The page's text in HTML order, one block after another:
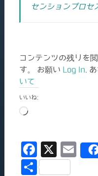
センションプロセ
コンテンツの残りを
す。 お願い Log In .
いて
いいね:
読
み
中…
F
a
X
E
共